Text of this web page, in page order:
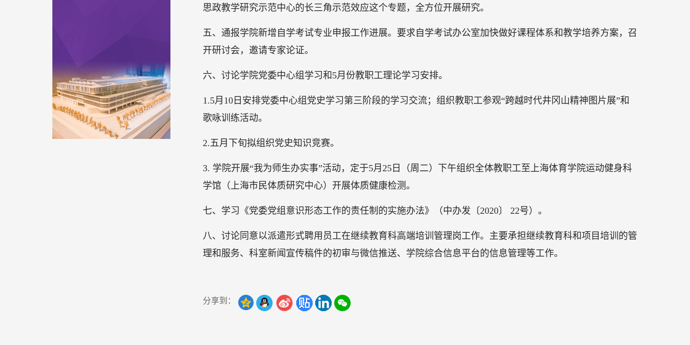
思政教学研究示范中心的长三角示范效应这个专题，全方位开展研究。
五、通报学院新增自学考试专业申报工作进展。要求自学考试办公室加快做好课程体系和教学培养方案，召
开研讨会，邀请专家论证。
六、讨论学院党委中心组学习和5月份教职工理论学习安排。
1.5月10日安排党委中心组党史学习第三阶段的学习交流；组织教职工参观“跨越时代井冈山精神图片展”和
歌咏训练活动。
2.五月下旬拟组织党史知识竞赛。
3. 学院开展“我为师生办实事”活动，定于5月25日（周二）下午组织全体教职工至上海体育学院运动健身科
学馆（上海市民体质研究中心）开展体质健康检测。
七、学习《党委党组意识形态工作的责任制的实施办法》（中办发〔2020〕 22号）。
八、讨论同意以派遣形式聘用员工在继续教育科高端培训管理岗工作。主要承担继续教育科和项目培训的管
理和服务、科室新闻宣传稿件的初审与微信推送、学院综合信息平台的信息管理等工作。
分享到：